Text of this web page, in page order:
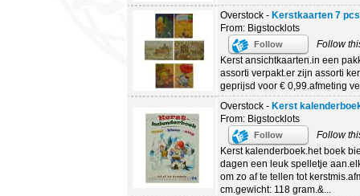
Overstock - Kerstkaarten 7
From: Bigstocklots
Follow
Follow
Kerst ansichtkaarten.in een
assorti verpakt.er zijn assorti
geprijsd voor € 0,99.afmeting
Overstock - Kerst
From: Bigstocklots
Follow
Follow
Kerst kalenderboek.het boek
dagen een leuk spelletje
om zo af te tellen tot
cm.gewicht: 118 gram.&...